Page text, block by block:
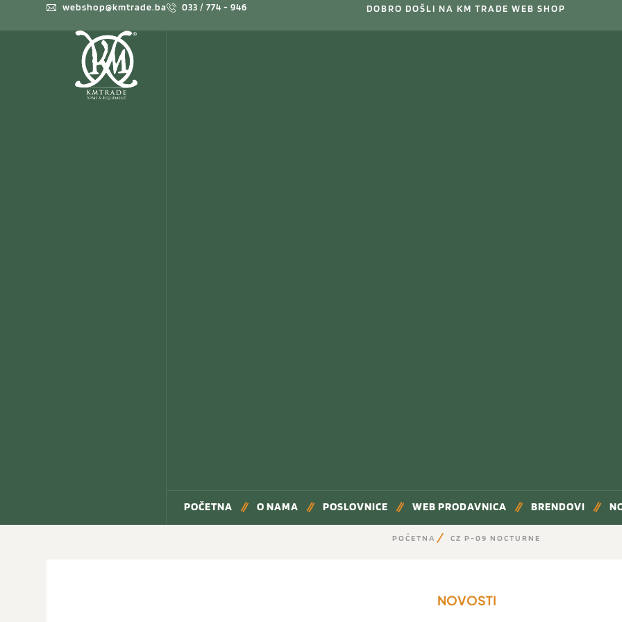
webshop@kmtrade.ba 033 / 774 - 946 DOBRO DOŠLI NA KM TRADE WEB SHOP
POČETNA O NAMA POSLOVNICE WEB PRODAVNICA BRENDOVI
POČETNA CZ P-09 NOCTURNE
NOVOSTI